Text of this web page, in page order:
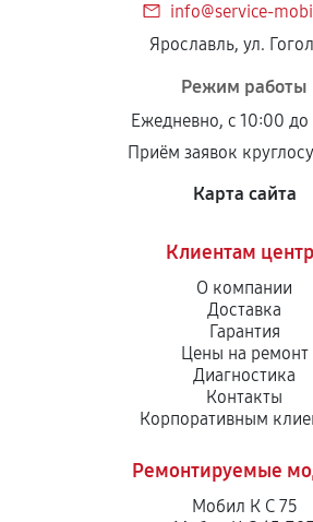
info@service-
Ярославль, ул.
Режим работы
Ежедневно, с 10:00
Приём заявок
Карта сайта
Клиентам
О компании
Доставка
Гарантия
Цены на ремонт
Диагностика
Контакты
Корпоративным
Ремонтируемые
Мобил К С 75